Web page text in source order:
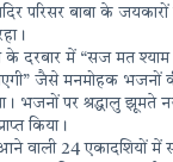
परिसर बाबा के
के दरबार में “सज मत
जैसे मनमोहक भजनों
भजनों पर श्रद्धालु
किया।
वाली 24 एकादशियों में